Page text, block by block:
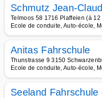
Schmutz Jean-
Telmoos 58 1716 Plaffeien (à
Ecole de conduite, Auto-école,
Anitas Fahrschule
Thunstrasse 9 3150
Ecole de conduite, Auto-école,
Seeland Fahrschule